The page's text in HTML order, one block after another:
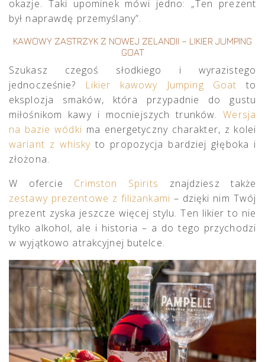
okazje. Taki upominek mówi jedno: „Ten prezent
był naprawdę przemyślany”.
KAWOWY ZASTRZYK Z NOWEJ ZELANDII – LIKIER JUMPING
GOAT
Szukasz czegoś słodkiego i wyrazistego
jednocześnie? Likier kawowy Jumping Goat to
eksplozja smaków, która przypadnie do gustu
miłośnikom kawy i mocniejszych trunków.Wersja
na bazie wódki ma energetyczny charakter, z kolei
wariant z whisky to propozycja bardziej głęboka i
złożona.
W ofercie Crimston Spirits znajdziesz także
zestawy prezentowe z filiżankami – dzięki nim Twój
prezent zyska jeszcze więcej stylu. Ten likier to nie
tylko alkohol, ale i historia – a do tego przychodzi
w wyjątkowo atrakcyjnej butelce.